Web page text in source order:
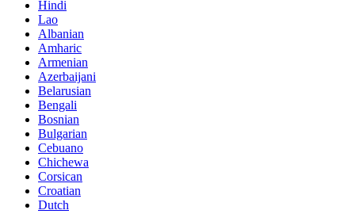
Hindi
Lao
Albanian
Amharic
Armenian
Azerbaijani
Belarusian
Bengali
Bosnian
Bulgarian
Cebuano
Chichewa
Corsican
Croatian
Dutch